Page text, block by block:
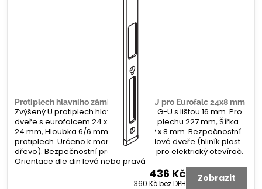
Protiplech hlavního zámku G-U tvar U pro Eurofalc 24x8 mm
Zvýšený U protiplech hlavního zámku G-U s lištou 16 mm. Pro
dveře s eurofalcem 24 x 8 mm. Délka plechu 227 mm, Šířka
24 mm, Hloubka 6/6 mm. Koncovka 2 x 8 mm. Bezpečnostní
protiplech. Určeno k montáži na profilové dveře (hliník plast
dřevo). Bezpečnostní protiplech bez pro elektrický otevírač.
Orientace dle din levá nebo pravá
436 Kč
360 Kčbez DPH Zobrazit